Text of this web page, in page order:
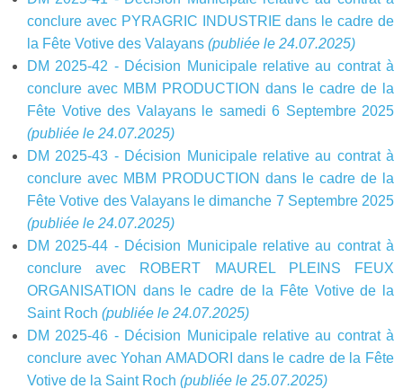
conclure avec PYRAGRIC INDUSTRIE dans le cadre de
la Fête Votive des Valayans (publiée le 24.07.2025)
DM 2025-42 - Décision Municipale relative au contrat à
conclure avec MBM PRODUCTION dans le cadre de la
Fête Votive des Valayans le samedi 6 Septembre 2025
(publiée le 24.07.2025)
DM 2025-43 - Décision Municipale relative au contrat à
conclure avec MBM PRODUCTION dans le cadre de la
Fête Votive des Valayans le dimanche 7 Septembre 2025
(publiée le 24.07.2025)
DM 2025-44 - Décision Municipale relative au contrat à
conclure avec ROBERT MAUREL PLEINS FEUX
ORGANISATION dans le cadre de la Fête Votive de la
Saint Roch (publiée le 24.07.2025)
DM 2025-46 - Décision Municipale relative au contrat à
conclure avec Yohan AMADORI dans le cadre de la Fête
Votive de la Saint Roch (publiée le 25.07.2025)